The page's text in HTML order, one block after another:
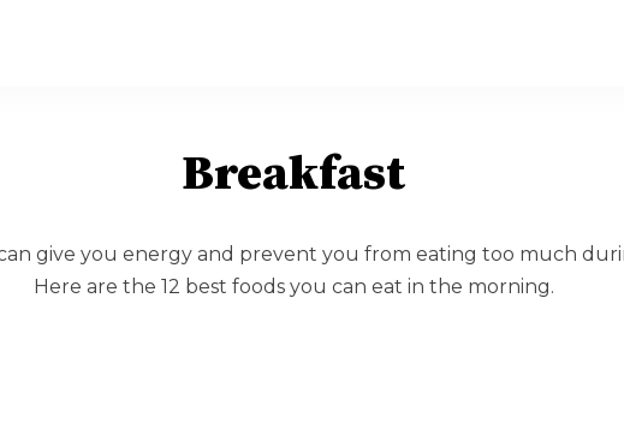
Breakfast
give you energy and prevent you from eating too much
Here are the 12 best foods you can eat in the morning.